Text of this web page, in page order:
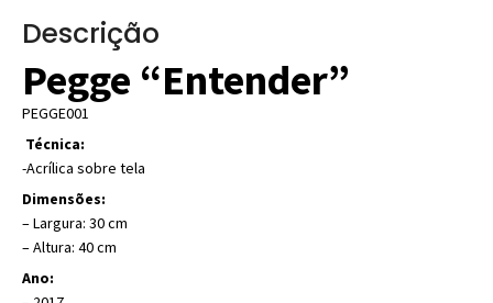
Descrição
Pegge “Entender”
PEGGE001
Técnica:
-Acrílica sobre tela
Dimensões:
– Largura: 30 cm
– Altura: 40 cm
Ano: